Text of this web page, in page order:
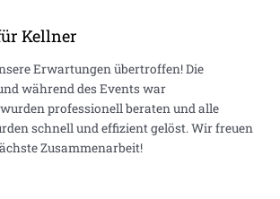
Kellner
Erwartungen übertroffen! Die
während des Events war
professionell beraten und alle
schnell und effizient gelöst. Wir freuen
Zusammenarbeit!